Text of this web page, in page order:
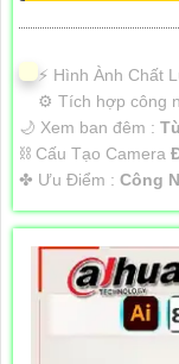
️⚡ Hình Ành Chất
⚙ Tích hợp công
🌙 Xem ban đêm :
⛓ Cấu Tạo Camera
️✤ Ưu Điểm : Công